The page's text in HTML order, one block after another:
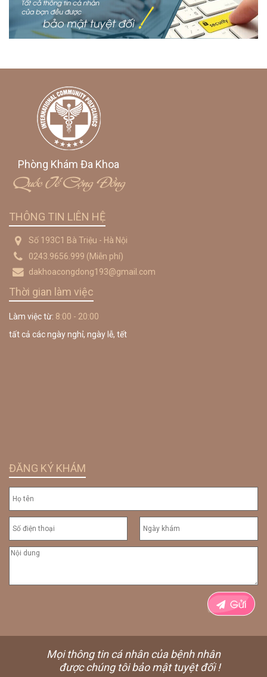
Phòng Khám Đa Khoa
Quốc Tế Cộng Đồng
THÔNG TIN LIÊN HỆ
Số 193C1 Bà Triệu - Hà Nội
0243.9656.999 (Miễn phí)
dakhoacongdong193@gmail.com
Thời gian làm việc
Làm việc từ: 8:00 - 20:00
tất cả các ngày nghỉ, ngày lễ, tết
ĐĂNG KÝ KHÁM
Mọi thông tin cá nhân của bệnh nhân
được chúng tôi bảo mật tuyệt đối !